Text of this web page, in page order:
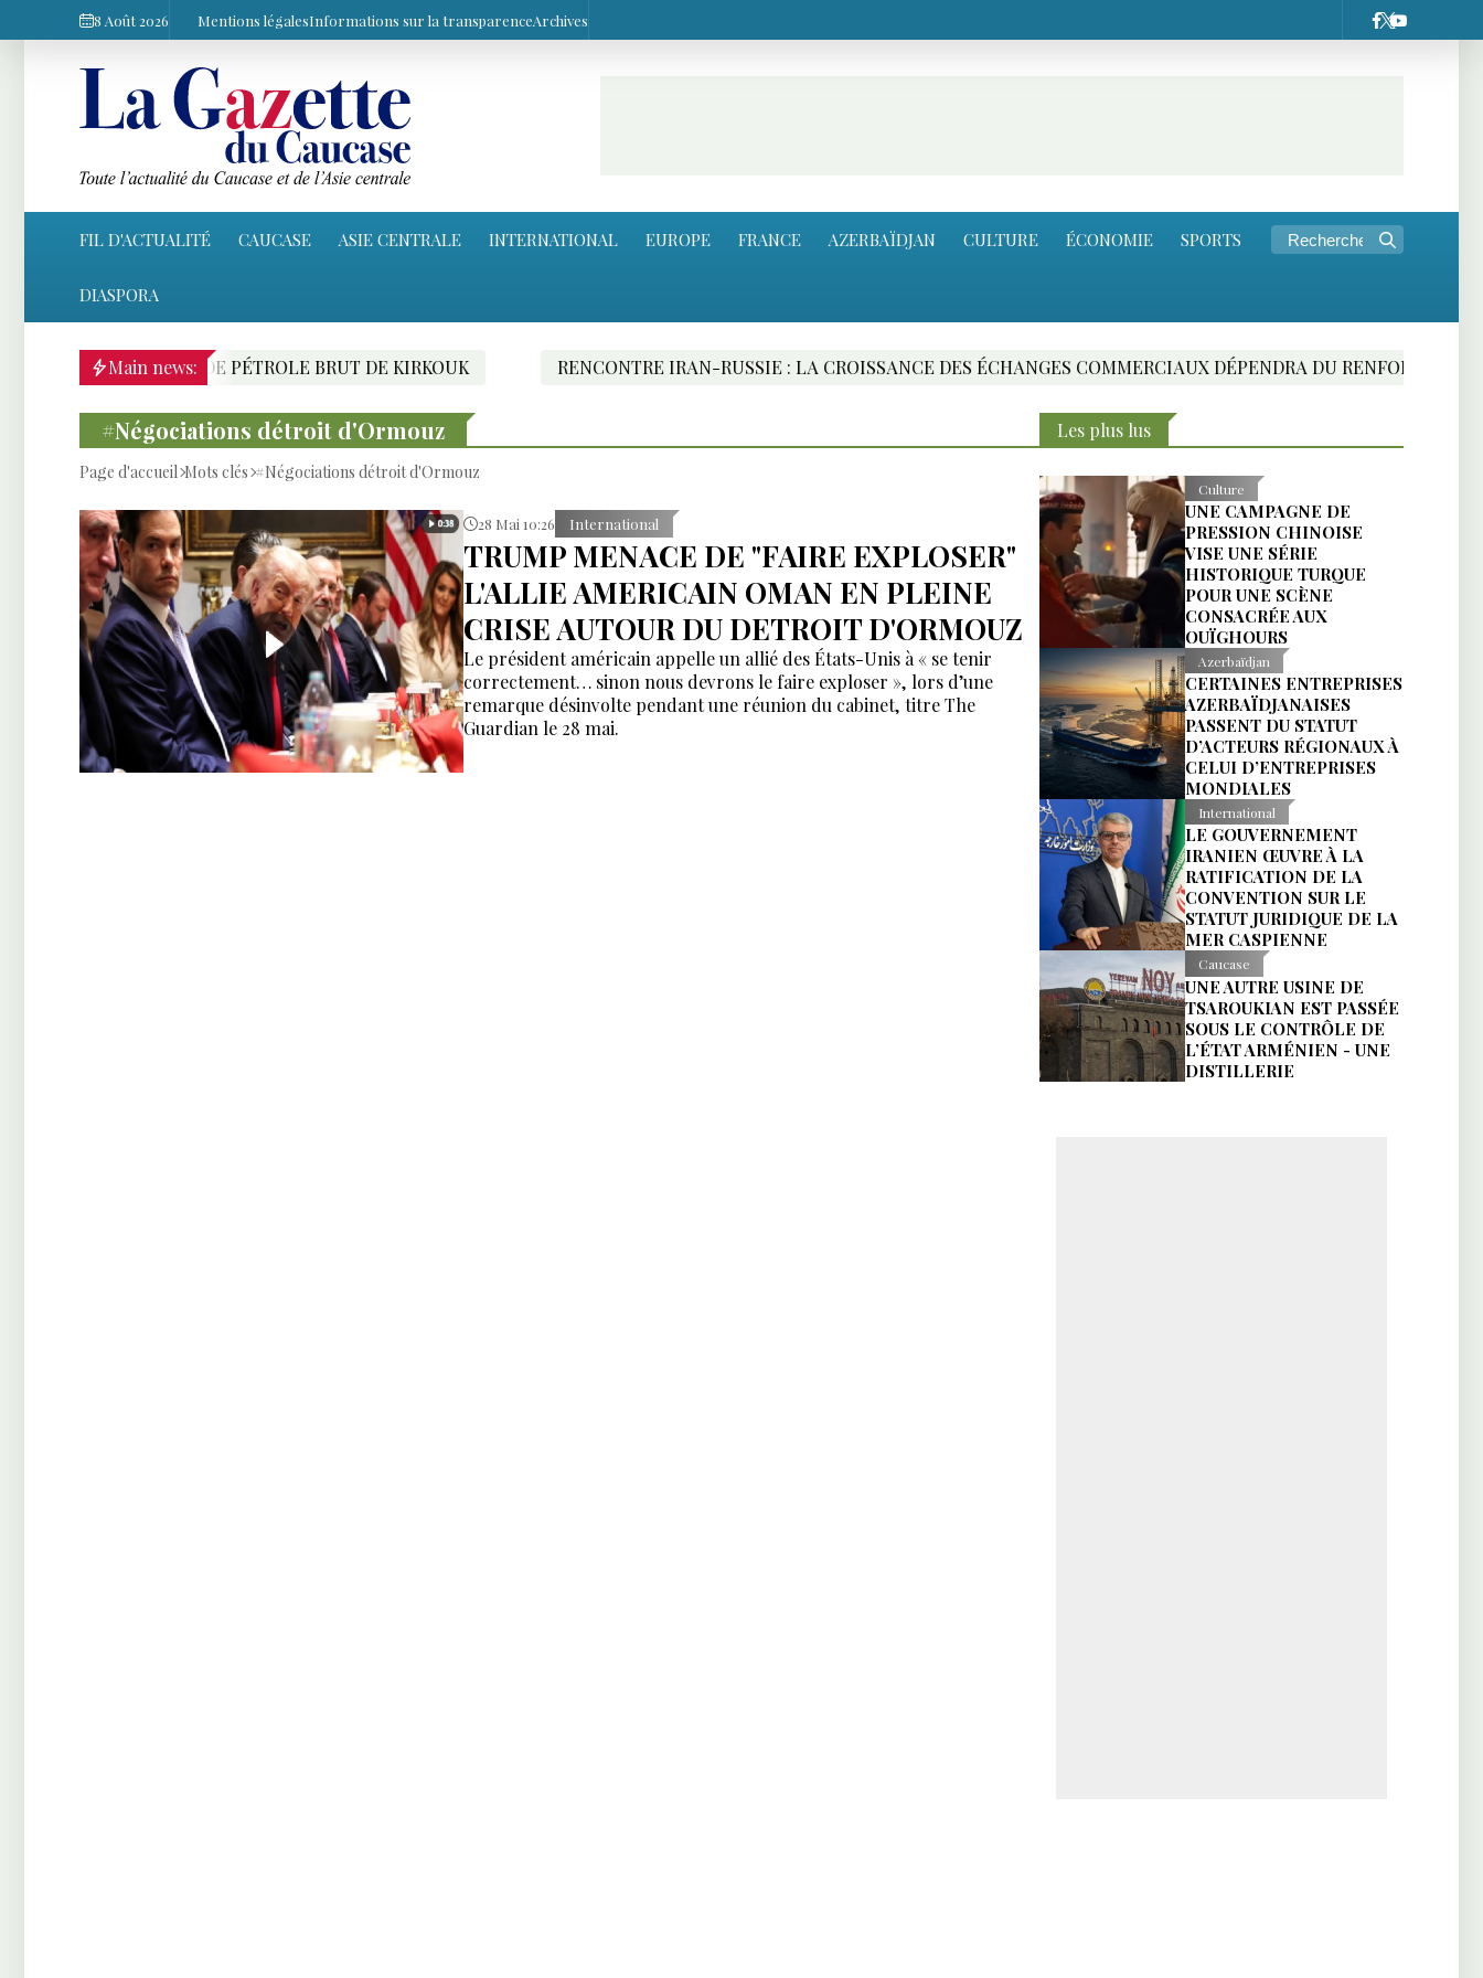
8 Août 2026 Mentions légalesInformations sur la transparenceArchives
FIL D'ACTUALITÉ CAUCASE ASIE CENTRALE INTERNATIONAL EUROPE FRANCE AZERBAÏDJAN CULTURE ÉCONOMIE SPORTS
DIASPORA
Main news:
DE PÉTROLE BRUT DE KIRKOUK RENCONTRE IRAN-RUSSIE : LA CROISSANCE DES ÉCHANGES COMMERCIAUX DÉPENDRA DU RENFORCEMENT DES
#Négociations détroit d'Ormouz
Page d'accueil Mots clés #Négociations détroit d'Ormouz
28 Mai 10:26 International
TRUMP MENACE DE "FAIRE EXPLOSER"
L'ALLIE AMERICAIN OMAN EN PLEINE
CRISE AUTOUR DU DETROIT D'ORMOUZ
Le président américain appelle un allié des États-Unis à « se tenir
correctement… sinon nous devrons le faire exploser », lors d’une
remarque désinvolte pendant une réunion du cabinet, titre The
Guardian le 28 mai.
Les plus lus
Culture
UNE CAMPAGNE DE
PRESSION CHINOISE
VISE UNE SÉRIE
HISTORIQUE TURQUE
POUR UNE SCÈNE
CONSACRÉE AUX
OUÏGHOURS
Azerbaïdjan
CERTAINES ENTREPRISES
AZERBAÏDJANAISES
PASSENT DU STATUT
D’ACTEURS RÉGIONAUX À
CELUI D’ENTREPRISES
MONDIALES
International
LE GOUVERNEMENT
IRANIEN ŒUVRE À LA
RATIFICATION DE LA
CONVENTION SUR LE
STATUT JURIDIQUE DE LA
MER CASPIENNE
Caucase
UNE AUTRE USINE DE
TSAROUKIAN EST PASSÉE
SOUS LE CONTRÔLE DE
L’ÉTAT ARMÉNIEN - UNE
DISTILLERIE